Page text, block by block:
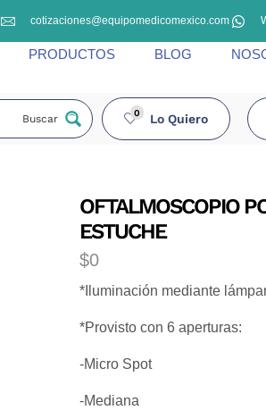
cotizaciones@equipomedicomexico.com
PRODUCTOS BLOG
Buscar 0 Lo Quiero
OFTALMOSCOPIO
ESTUCHE
$0
*Iluminación mediante
*Provisto con 6 aperturas:
-Micro Spot
-Mediana